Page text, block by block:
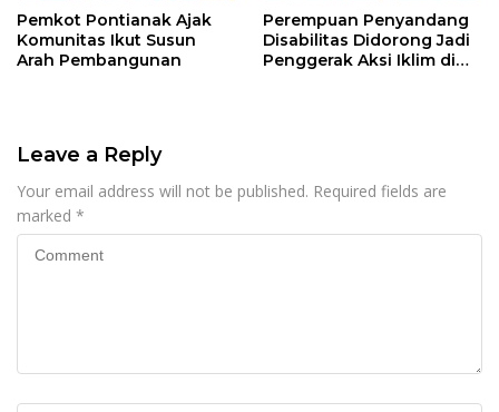
Pemkot Pontianak Ajak
Komunitas Ikut Susun
Arah Pembangunan
Perempuan Penyandang
Disabilitas Didorong Jadi
Penggerak Aksi Iklim di
Leave a Reply
Your email address will not be published. Required fields are
marked *